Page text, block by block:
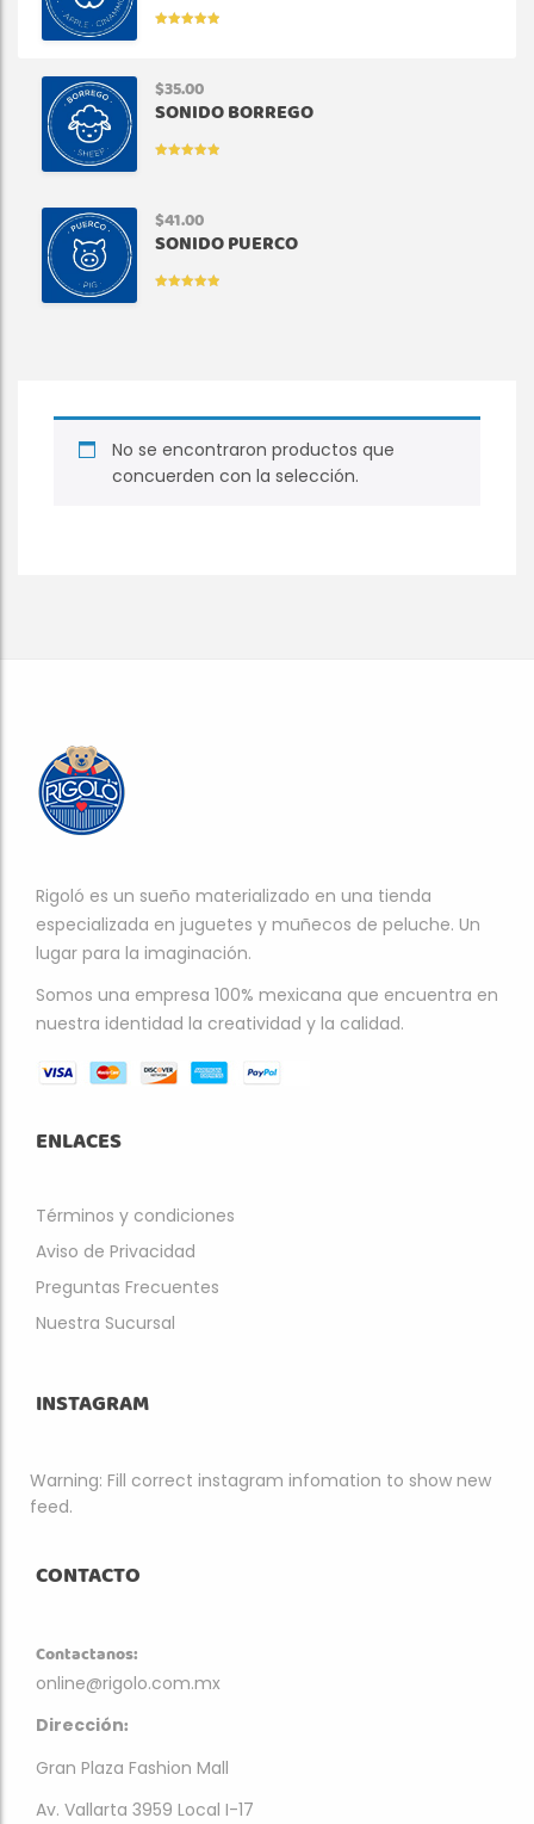
$35.00
SONIDO BORREGO
$41.00
SONIDO PUERCO
No se encontraron productos que
concuerden con la selección.
Rigoló es un sueño materializado en una tienda
especializada en juguetes y muñecos de peluche. Un
lugar para la imaginación.
Somos una empresa 100% mexicana que encuentra en
nuestra identidad la creatividad y la calidad.
ENLACES
Términos y condiciones
Aviso de Privacidad
Preguntas Frecuentes
Nuestra Sucursal
INSTAGRAM
Warning: Fill correct instagram infomation to show new
feed.
CONTACTO
Contactanos:
online@rigolo.com.mx
Dirección:
Gran Plaza Fashion Mall
Av. Vallarta 3959 Local I-17